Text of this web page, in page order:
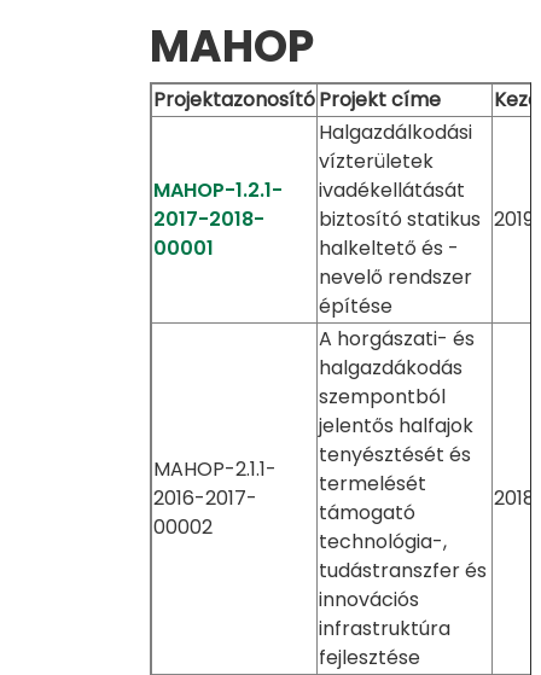
MAHOP
ProjektazonosítóProjekt címe
MAHOP-1.2.1-
2017-2018-
00001
Halgazdálkodási
vízterületek
ivadékellátását
biztosító statikus
halkeltető és -
nevelő rendszer
építése
MAHOP-2.1.1-
2016-2017-
00002
A horgászati- és
halgazdákodás
szempontból
jelentős halfajok
tenyésztését és
termelését
támogató
technológia-,
tudástranszfer és
innovációs
infrastruktúra
fejlesztése